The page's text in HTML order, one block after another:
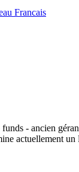
- ancien
actuellement